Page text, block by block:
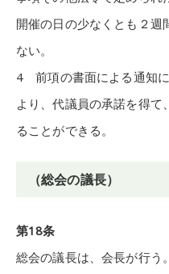
開催の日の少なくとも２週
ない。
4 前項の書面による通知
より、代議員の承諾を得て
ることができる。
（総会の議長）
第18条
総会の議長は、会長が行う